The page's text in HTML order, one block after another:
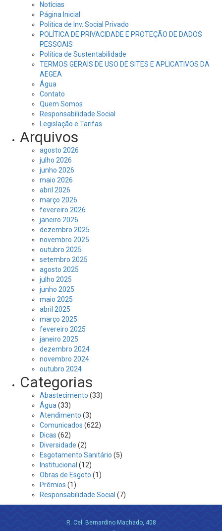
Notícias
Página Inicial
Politica de Inv. Social Privado
POLÍTICA DE PRIVACIDADE E PROTEÇÃO DE DADOS
PESSOAIS
Política de Sustentabilidade
TERMOS GERAIS DE USO DE SITES E APLICATIVOS DA
AEGEA
Água
Contato
Quem Somos
Responsabilidade Social
Legislação e Tarifas
Arquivos
agosto 2026
julho 2026
junho 2026
maio 2026
abril 2026
março 2026
fevereiro 2026
janeiro 2026
dezembro 2025
novembro 2025
outubro 2025
setembro 2025
agosto 2025
julho 2025
junho 2025
maio 2025
abril 2025
março 2025
fevereiro 2025
janeiro 2025
dezembro 2024
novembro 2024
outubro 2024
Categorias
Abastecimento (33)
Água (33)
Atendimento (3)
Comunicados (622)
Dicas (62)
Diversidade (2)
Esgotamento Sanitário (5)
Institucional (12)
Obras de Esgoto (1)
Prêmios (1)
Responsabilidade Social (7)
R. Cel. Bernardino Machado, 408